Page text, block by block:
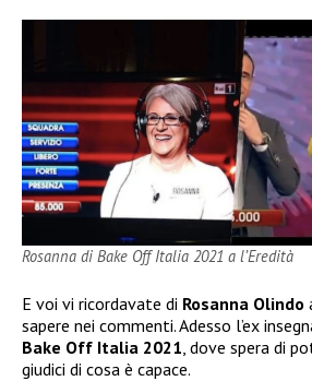
Rosanna di Bake Off Italia 2021 a l’Eredità
E voi vi ricordavate di Rosanna Olindo
sapere nei commenti. Adesso l’ex
Bake Off Italia 2021, dove spera di
giudici di cosa è capace.